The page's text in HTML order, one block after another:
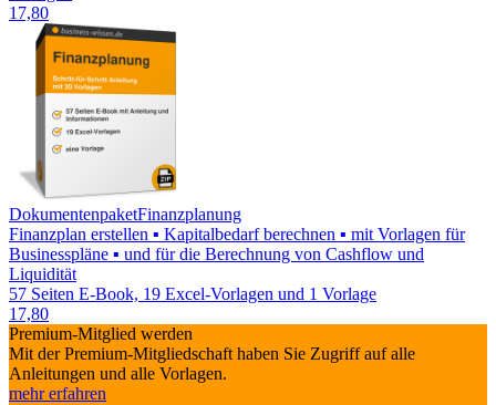
17,80
DokumentenpaketFinanzplanung
Finanzplan erstellen ▪ Kapitalbedarf berechnen ▪ mit Vorlagen für
Businesspläne ▪ und für die Berechnung von Cashflow und
Liquidität
57 Seiten E-Book, 19 Excel-Vorlagen und 1 Vorlage
17,80
Premium-Mitglied werden
Mit der Premium-Mitgliedschaft haben Sie Zugriff auf alle
Anleitungen und alle Vorlagen.
mehr erfahren